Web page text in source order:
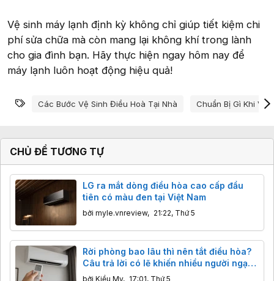
Vệ sinh máy lạnh định kỳ không chỉ giúp tiết kiệm chi
phí sửa chữa mà còn mang lại không khí trong lành
cho gia đình bạn. Hãy thực hiện ngay hôm nay để
máy lạnh luôn hoạt động hiệu quả!
Từ khóa
Các Bước Vệ Sinh Điều Hoà Tại Nhà Chuẩn Bị Gì Khi Vệ
CHỦ ĐỀ TƯƠNG TỰ
LG ra mắt dòng điều hòa cao cấp đầu
tiên có màu đen tại Việt Nam
bởi myle.vnreview, 21:22, Thứ 5
Rời phòng bao lâu thì nên tắt điều hòa?
Câu trả lời có lẽ khiến nhiều người ngạc
nhiên
bởi Kiều My, 17:01, Thứ 5